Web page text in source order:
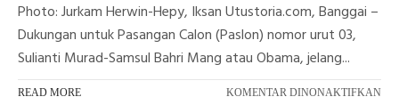
Photo: Jurkam Herwin-Hepy, Iksan Utustoria.com, Banggai –
Dukungan untuk Pasangan Calon (Paslon) nomor urut 03,
Sulianti Murad-Samsul Bahri Mang atau Obama, jelang...
READ MORE KOMENTAR DINONAKTIFKAN